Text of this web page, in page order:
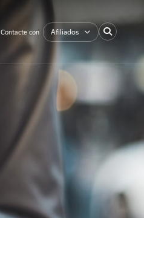
Contacte con Afiliados